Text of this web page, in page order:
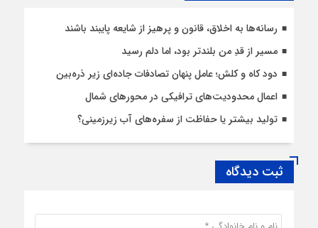
رسانه‌ها به اخلاق، قانون و پرهیز از شایعه پایبند باشند
مسیر از قدِ من بلندتر بود، اما دلم رسید
دود کاه و کلش؛ عامل پنهان تصادفات جاده‌ای زیر ذره‌بین
اعمال محدودیت‌‌های ترافیکی در محورهای شمال
تولید بیشتر یا حفاظت از سفره‌های آب زیرزمینی؟
ثبت دیدگاه